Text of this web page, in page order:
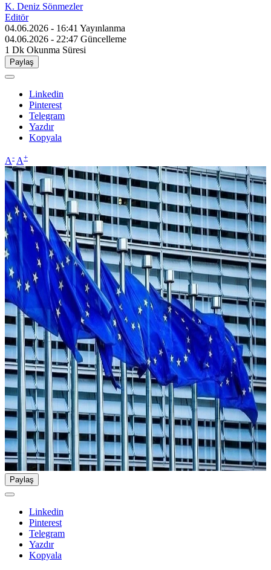
K. Deniz Sönmezler
Editör
04.06.2026 - 16:41 Yayınlanma
04.06.2026 - 22:47 Güncelleme
1 Dk Okunma Süresi
Paylaş
Linkedin
Pinterest
Telegram
Yazdır
Kopyala
A- A+
Paylaş
Linkedin
Pinterest
Telegram
Yazdır
Kopyala